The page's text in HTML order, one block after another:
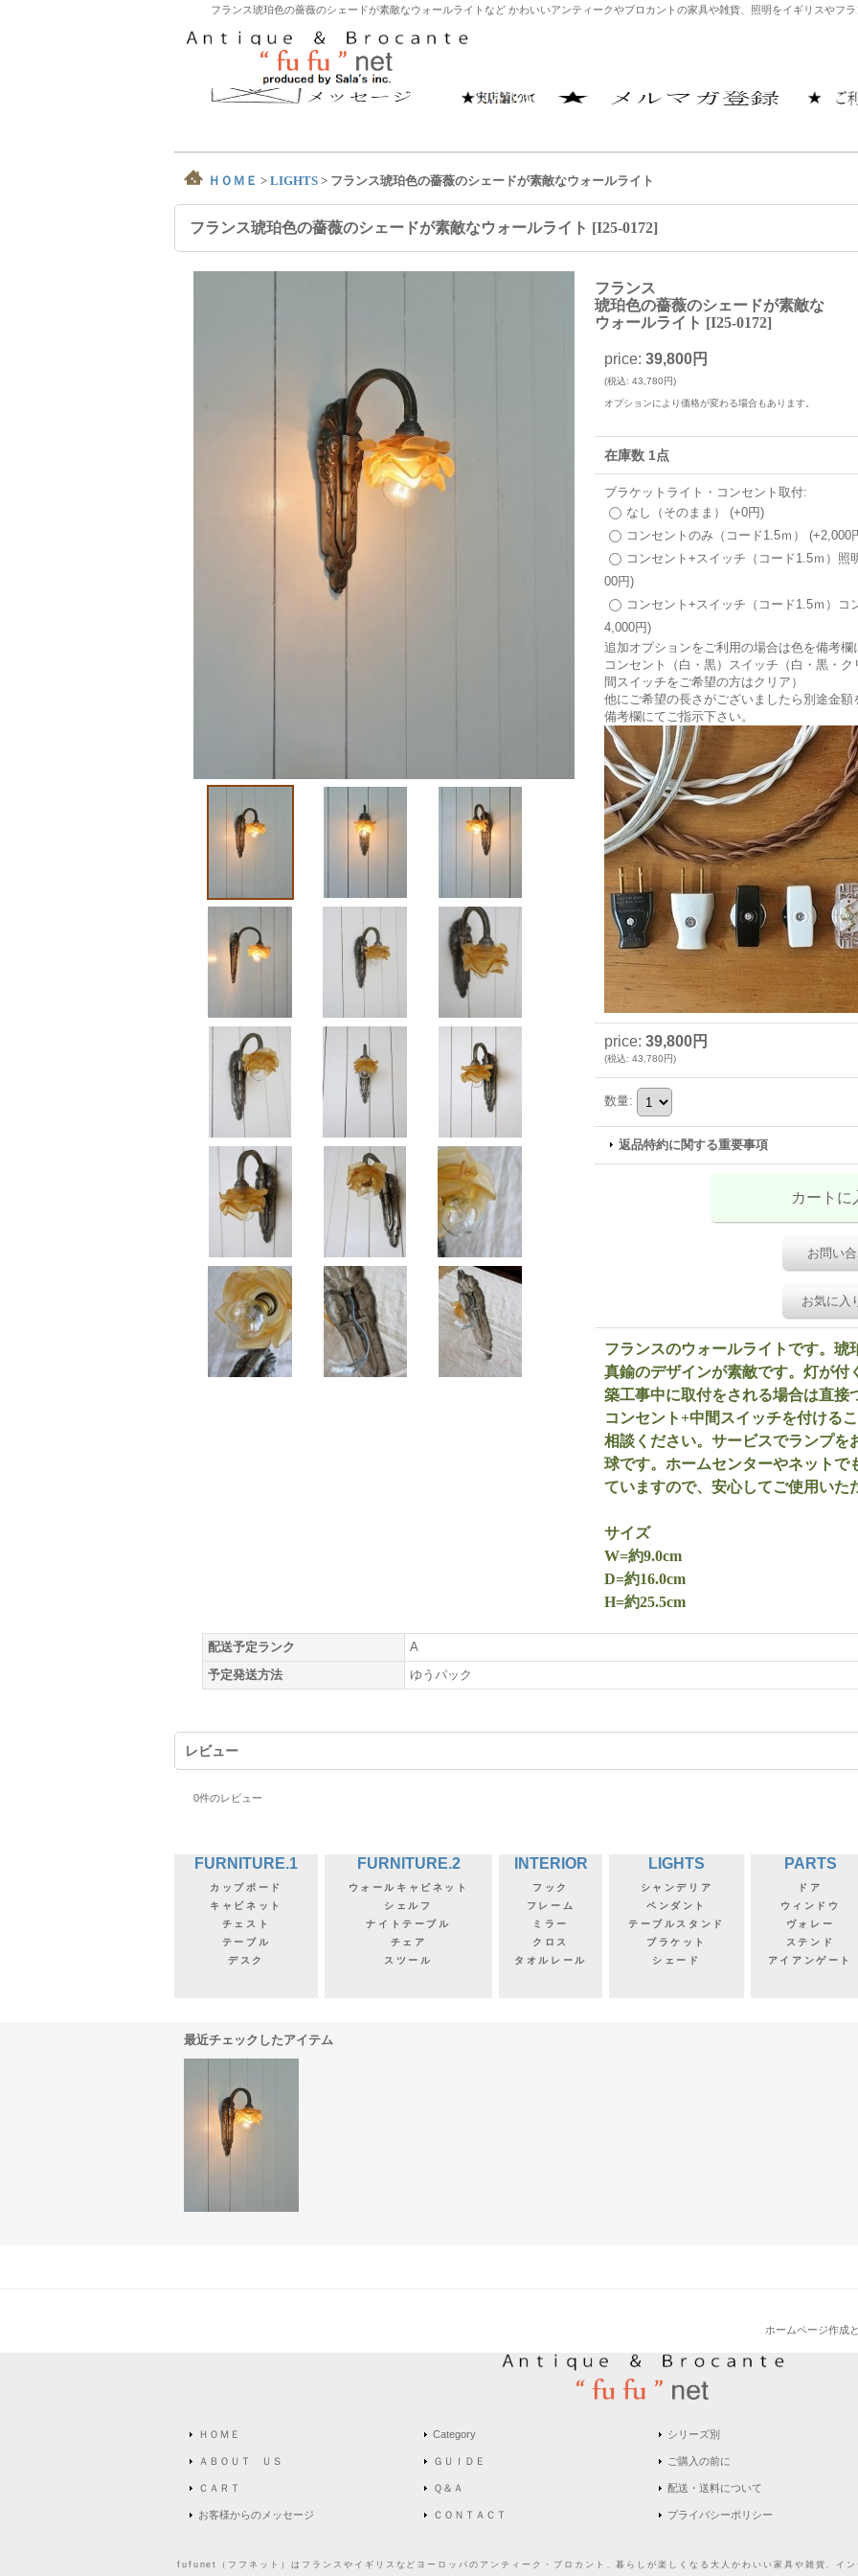
フランス琥珀色の薔薇のシェードが素敵なウォールライトなど かわいいアンティークやブロカントの家具や雑貨、照明をイギリスやフ
ＨＯＭＥ > LIGHTS > フランス琥珀色の薔薇のシェードが素敵なウォールライト
フランス琥珀色の薔薇のシェードが素敵なウォールライト [I25-0172]
フランス
琥珀色の薔薇のシェードが素敵な
ウォールライト [I25-0172]
price: 39,800円
(税込: 43,780円)
オプションにより価格が変わる場合もあります。
在庫数 1点
ブラケットライト・コンセント取付:
なし（そのまま） (+0円)
コンセントのみ（コード1.5ｍ） (+2,000
コンセント+スイッチ（コード1.5ｍ）
00円)
コンセント+スイッチ（コード1.5ｍ）
4,000円)
追加オプションをご利用の場合は色を備考欄
コンセント（白・黒）スイッチ（白・黒・
間スイッチをご希望の方はクリア）
他にご希望の長さがございましたら別途金
備考欄にてご指示下さい。
price: 39,800円
(税込: 43,780円)
数量:
返品特約に関する重要事項
お問い
お気に入
フランスのウォールライトです。琥
真鍮のデザインが素敵です。灯が付
築工事中に取付をされる場合は直接
コンセント+中間スイッチを付ける
相談ください。サービスでランプを
球です。ホームセンターやネットで
ていますので、安心してご使用いた
サイズ
W=約9.0cm
D=約16.0cm
H=約25.5cm
配送予定ランク
A
予定発送方法
ゆうパック
レビュー
0件のレビュー
FURNITURE.1
カップボード
キャビネット
チェスト
テーブル
デスク
FURNITURE.2
ウォールキャビネット
シェルフ
ナイトテーブル
チェア
スツール
INTERIOR
フック
フレーム
ミラー
クロス
タオルレール
LIGHTS
シャンデリア
ペンダント
テーブルスタンド
ブラケット
シェード
PARTS
ドア
ウィンドウ
ヴォレー
ステンド
アイアンゲート
最近チェックしたアイテム
ホームページ作成
ＨＯＭＥ
ＡＢＯＵＴ ＵＳ
ＣＡＲＴ
お客様からのメッセージ
Category
ＧＵＩＤＥ
Ｑ＆Ａ
ＣＯＮＴＡＣＴ
シリーズ別
ご購入の前に
配送・送料について
プライバシーポリシー
fufunet（フフネット）はフランスやイギリスなどヨーロッパのアンティーク・ブロカント、暮らしが楽しくなる大人かわいい家具や雑貨、イ